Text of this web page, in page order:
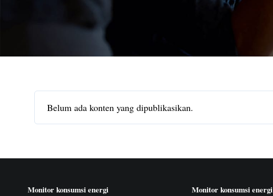
Belum ada konten yang dipublikasikan.
Monitor konsumsi energi Monitor konsumsi energi